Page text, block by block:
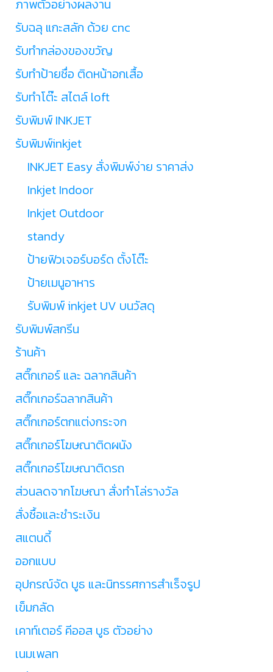
ภาพตัวอย่างผลงาน
รับฉลุ แกะสลัก ด้วย cnc
รับทำกล่องของขวัญ
รับทำป้ายชื่อ ติดหน้าอกเสื้อ
รับทำโต๊ะ สไตล์ loft
รับพิมพ์ INKJET
รับพิมพ์inkjet
INKJET Easy สั่งพิมพ์ง่าย ราคาส่ง
Inkjet Indoor
Inkjet Outdoor
standy
ป้ายฟิวเจอร์บอร์ด ตั้งโต๊ะ
ป้ายเมนูอาหาร
รับพิมพ์ inkjet UV บนวัสดุ
รับพิมพ์สกรีน
ร้านค้า
สติ๊กเกอร์ และ ฉลากสินค้า
สติ๊กเกอร์ฉลากสินค้า
สติ๊กเกอร์ตกแต่งกระจก
สติ๊กเกอร์โฆษณาติดผนัง
สติ๊กเกอร์โฆษณาติดรถ
ส่วนลดจากโฆษณา สั่งทำโล่รางวัล
สั่งซื้อและชำระเงิน
สแตนดี้
ออกแบบ
อุปกรณ์จัด บูธ และนิทรรศการสำเร็จรูป
เข็มกลัด
เคาท์เตอร์ คีออส บูธ ตัวอย่าง
เนมเพลท